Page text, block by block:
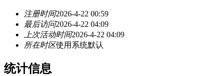
注册时间2026-4-22 00:59
最后访问2026-4-22 04:09
上次活动时间2026-4-22 04:09
所在时区使用系统默认
统计信息